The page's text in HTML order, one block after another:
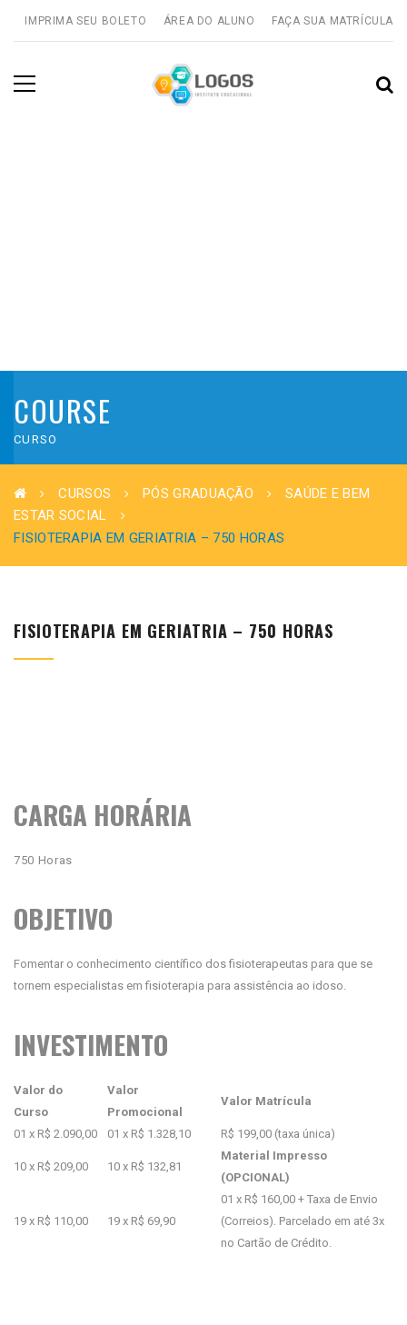
IMPRIMA SEU BOLETO ÁREA DO ALUNO FAÇA SUA MATRÍCULA
COURSE
CURSO
CURSOS PÓS GRADUAÇÃO
SAÚDE E BEM
ESTAR SOCIAL
FISIOTERAPIA EM GERIATRIA – 750 HORAS
FISIOTERAPIA EM GERIATRIA – 750 HORAS
CARGA HORÁRIA
750 Horas
OBJETIVO
Fomentar o conhecimento científico dos fisioterapeutas para que se
tornem especialistas em fisioterapia para assistência ao idoso.
INVESTIMENTO
Valor do
Curso
Valor
Promocional
Valor Matrícula
01 x R$ 2.090,00 01 x R$ 1.328,10 R$ 199,00 (taxa única)
10 x R$ 209,00 10 x R$ 132,81
Material Impresso
(OPCIONAL)
19 x R$ 110,00 19 x R$ 69,90
01 x R$ 160,00 + Taxa de Envio
(Correios). Parcelado em até 3x
no Cartão de Crédito.